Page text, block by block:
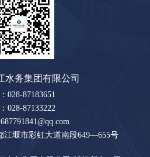
水务集团有限公司
028-87183651
028-87133222
江堰市彩虹大道南段649—655号